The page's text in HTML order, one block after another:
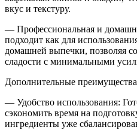
вкус и текстуру.
— Профессиональная и
подходит как для
домашней выпечки, позволяя
сладости с минимальными
Дополнительные
— Удобство использования:
сэкономить время на
ингредиенты уже